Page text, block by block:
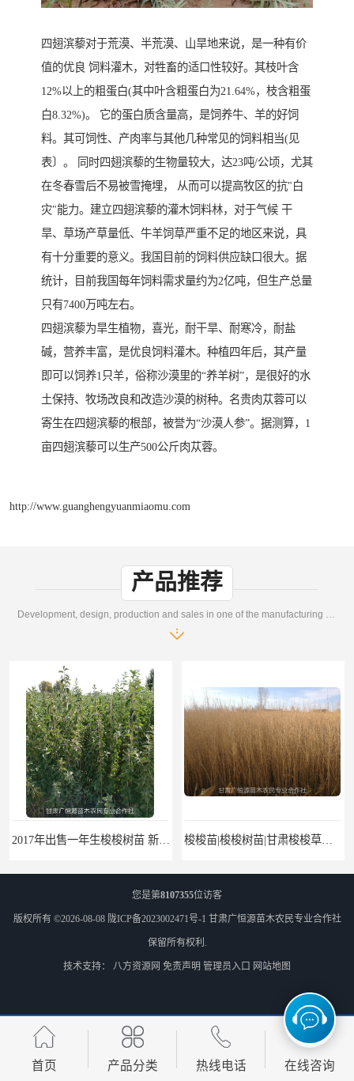
四翅滨藜对于荒漠、半荒漠、山旱地来说，是一种有价
值的优良 饲料灌木，对牲畜的适口性较好。其枝叶含
12%以上的粗蛋白(其中叶含粗蛋白为21.64%，枝含粗蛋
白8.32%)。 它的蛋白质含量高，是饲养牛、羊的好饲
料。其可饲性、产肉率与其他几种常见的饲料相当(见
表〕。 同时四翅滨藜的生物量较大，达23吨/公顷，尤其
在冬春雪后不易被雪掩埋， 从而可以提高牧区的抗"白
灾"能力。建立四翅滨藜的灌木饲料林，对于气候 干
旱、草场产草量低、牛羊饲草严重不足的地区来说，具
有十分重要的意义。我国目前的饲料供应缺口很大。据
统计，目前我国每年饲料需求量约为2亿吨，但生产总量
只有7400万吨左右。
四翅滨藜为旱生植物，喜光，耐干旱、耐寒冷，耐盐
碱，营养丰富，是优良饲料灌木。种植四年后，其产量
即可以饲养1只羊，俗称沙漠里的“养羊树”，是很好的水
土保持、牧场改良和改造沙漠的树种。名贵肉苁蓉可以
寄生在四翅滨藜的根部，被誉为“沙漠人参”。据测算，1
亩四翅滨藜可以生产500公斤肉苁蓉。
http://www.guanghengyuanmiaomu.com
产品推荐
2017年出售一年生梭梭树苗 新疆梭梭沙地绿化种植肉苁蓉 梭梭苗|梭梭树苗|甘肃梭梭草种植基地|广恒源苗木基地
甘肃农户出售小叶锦鸡儿牛筋条毛条白柠条 一年生柠条
您是第8107355位访客
版权所有 ©2026-08-08 陇ICP备2023002471号-1 甘肃广恒源苗木农民专业合作社
保留所有权利.
技术支持： 八方资源网 免责声明 管理员入口 网站地图
首页 产品分类 热线电话 在线咨询